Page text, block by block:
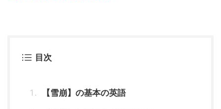
目次
【雪崩】の基本の英語